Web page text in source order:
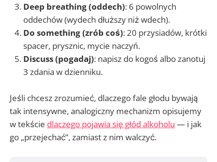
Deep breathing (oddech): 6 powolnych
oddechów (wydech dłuższy niż wdech).
Do something (zrób coś): 20 przysiadów, krótki
spacer, prysznic, mycie naczyń.
Discuss (pogadaj): napisz do kogoś albo zanotuj
3 zdania w dzienniku.
Jeśli chcesz zrozumieć, dlaczego fale głodu bywają
tak intensywne, analogiczny mechanizm opisujemy
w tekście dlaczego pojawia się głód alkoholu — i jak
go „przejechać”, zamiast z nim walczyć.